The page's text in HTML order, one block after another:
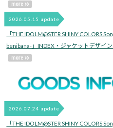
2026.05.15 update
「THE IDOLM@STER SHINY COLORS
benibana-」INDEX・ジャケットデザイ
2026.07.24 update
「THE IDOLM@STER SHINY COLORS